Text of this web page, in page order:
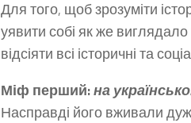
Для того, щоб зрозуміти
уявити собі як же виглядало
відсіяти всі історичні та
Міф перший:на
Насправді його вживали